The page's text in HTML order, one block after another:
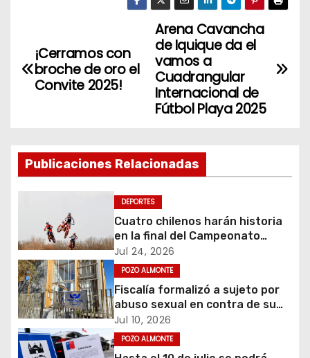
a
g
a
i
ó
n
d
Arena Cavancha
de Iquique da el
vamos a
Cuadrangular
Internacional de
Fútbol Playa 2025
¡Cerramos con
broche de oro el
Convite 2025!
Publicaciones Relacionadas
DEPORTES
Cuatro chilenos harán historia
en la final del Campeonato
Amateur de Motocross más
importante del mundo
Jul 24, 2026
POZO ALMONTE
Fiscalía formalizó a sujeto por
abuso sexual en contra de su
hijastra en Pozo Almonte
Jul 10, 2026
POZO ALMONTE